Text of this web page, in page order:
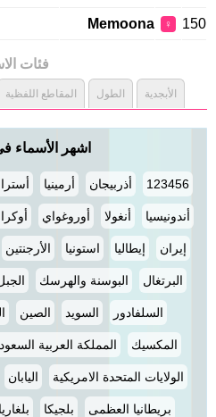
150
♀
Memoona
فئات
الأبجدية الطول المقاطع اللفظية
اشهر الأسماء
123456 أذربيجان أرمينيا
أندونيسيا أنغولا أوروغواي
إيران إيطاليا استونيا الأرجنتين
البرتغال البوسنة والهرسك
السلفادور السويد الصين
المكسيك المملكة العربية
الولايات المتحدة الامريكية اليابان
بريطانيا العظمى بلجيكا بلغاريا